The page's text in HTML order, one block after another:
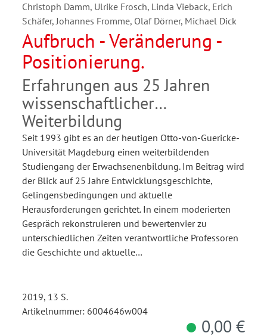
Christoph Damm, Ulrike Frosch, Linda Vieback, Erich
Schäfer, Johannes Fromme, Olaf Dörner, Michael Dick
Aufbruch - Veränderung -
Positionierung.
Erfahrungen aus 25 Jahren
wissenschaftlicher
Weiterbildung
Seit 1993 gibt es an der heutigen Otto-von-Guericke-
Universität Magdeburg einen weiterbildenden
Studiengang der Erwachsenenbildung. Im Beitrag wird
der Blick auf 25 Jahre Entwicklungsgeschichte,
Gelingensbedingungen und aktuelle
Herausforderungen gerichtet. In einem moderierten
Gespräch rekonstruieren und bewertenvier zu
unterschiedlichen Zeiten verantwortliche Professoren
die Geschichte und aktuelle…
2019, 13 S.
Artikelnummer: 6004646w004
0,00 €